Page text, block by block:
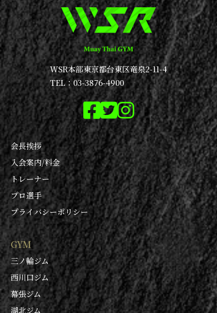
WSR本部東京都台東区竜泉2-11-4
TEL：03-3876-4900
会長挨拶
入会案内/料金
トレーナー
プロ選手
プライバシーポリシー
GYM
三ノ輪ジム
西川口ジム
幕張ジム
湖北ジム